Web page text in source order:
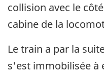
collision avec le
cabine de la
Le train a par la
s'est immobilisée à